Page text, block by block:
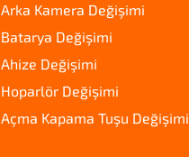
Arka Kamera Değişimi
Batarya Değişimi
Ahize Değişimi
Hoparlör Değişimi
Açma Kapama Tuşu Değişimi